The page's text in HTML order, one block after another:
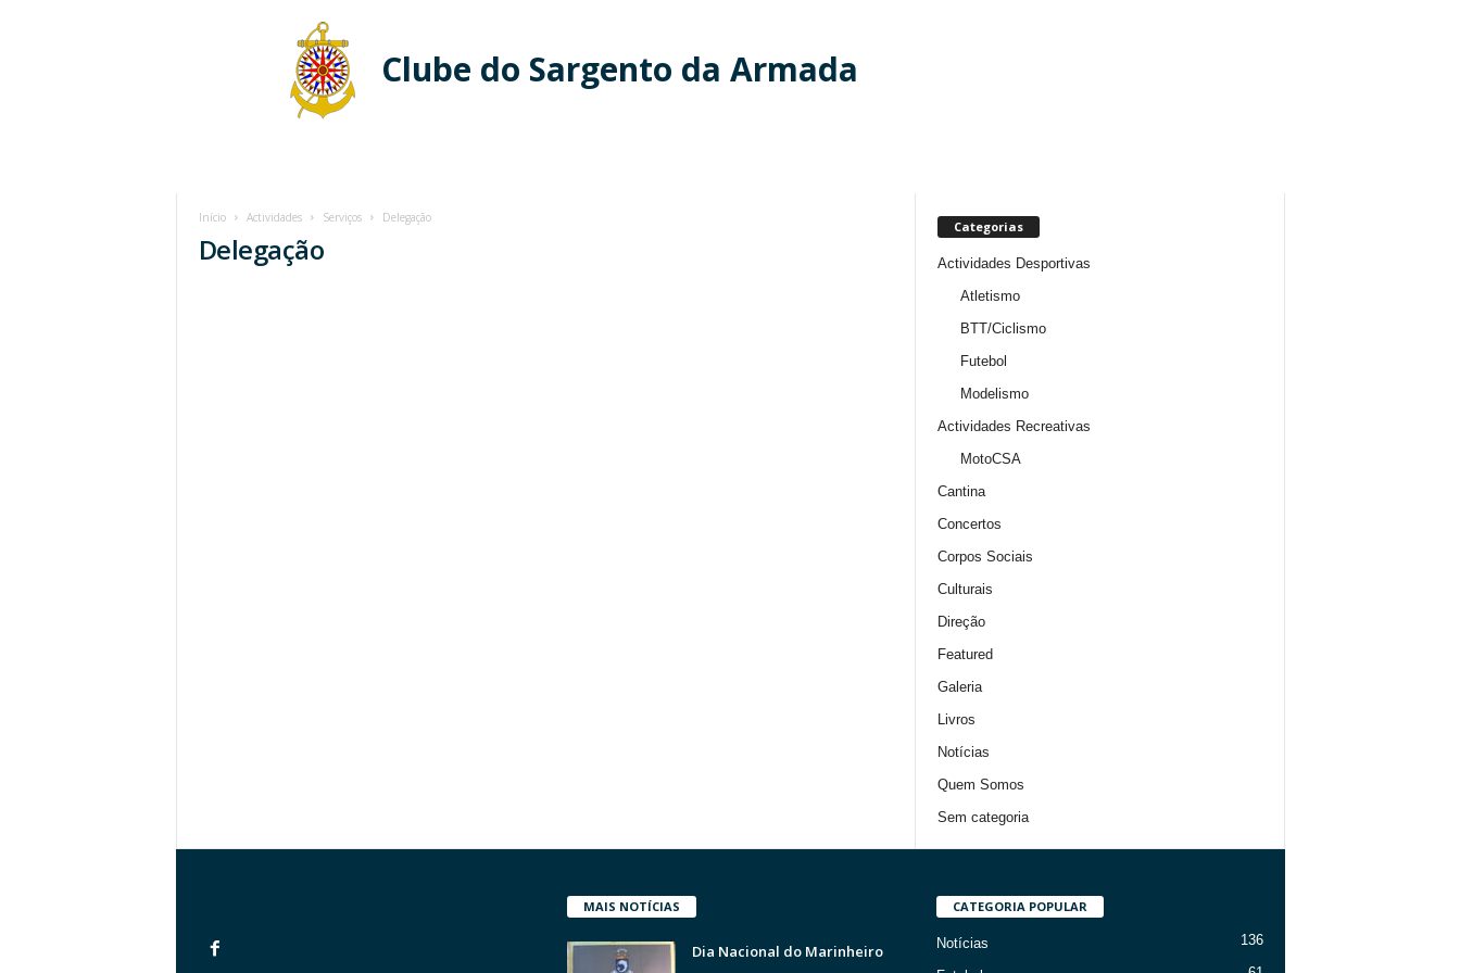
Clube do Sargento da Armada
Início Actividades Serviços Delegação
Delegação
Categorias
Actividades Desportivas
Atletismo
BTT/Ciclismo
Futebol
Modelismo
Actividades Recreativas
MotoCSA
Cantina
Concertos
Corpos Sociais
Culturais
Direção
Featured
Galeria
Livros
Notícias
Quem Somos
Sem categoria
MAIS NOTÍCIAS
Dia Nacional do Marinheiro
CATEGORIA POPULAR
Notícias 136